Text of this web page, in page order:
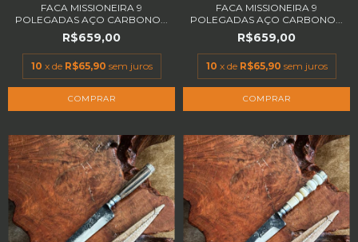
FACA MISSIONEIRA 9
POLEGADAS AÇO CARBONO...
R$659,00
10 x de R$65,90 sem juros
FACA MISSIONEIRA 9
POLEGADAS AÇO CARBONO...
R$659,00
10 x de R$65,90 sem juros